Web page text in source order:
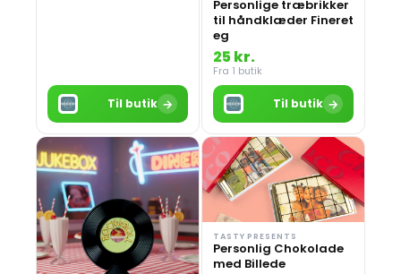
Til butik →
Personlige træbrikker
til håndklæder Fineret
eg
25 kr.
Fra 1 butik
Til butik →
TASTY PRESENTS
Personlig Chokolade
med Billede